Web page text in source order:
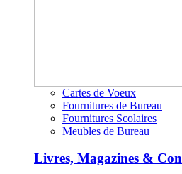
Cartes de Voeux
Fournitures de Bureau
Fournitures Scolaires
Meubles de Bureau
Livres, Magazines &